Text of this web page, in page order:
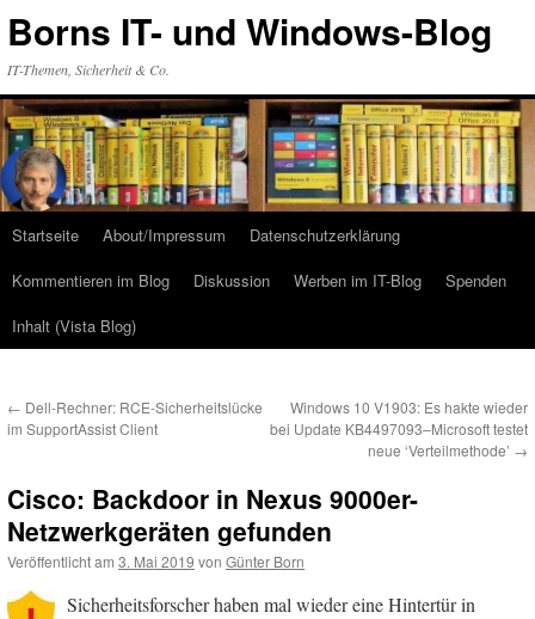
Inhalt
Borns IT- und Windows-Blog
IT-Themen, Sicherheit & Co.
Startseite About/Impressum
Datenschutzerklärung
Kommentieren im Blog
Diskussion Werben im IT-Blog
Spenden
Inhalt (Vista Blog)
← Dell-Rechner: RCE-Sicherheitslücke
im SupportAssist Client
Windows 10 V1903: Es hakte wieder
bei Update KB4497093–Microsoft testet
neue ‘Verteilmethode’ →
Cisco: Backdoor in Nexus 9000er-
Netzwerkgeräten gefunden
Veröffentlicht am 3. Mai 2019 von Günter Born
Sicherheitsforscher haben mal wieder eine Hintertür in